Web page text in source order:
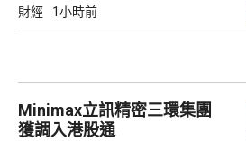
財經 1小時前
Minimax立訊精密三環集團
獲調入港股通